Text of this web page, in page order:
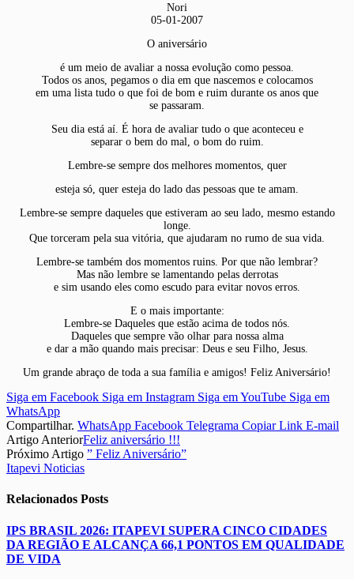
Nori
05-01-2007
O aniversário
é um meio de avaliar a nossa evolução como pessoa.
Todos os anos, pegamos o dia em que nascemos e colocamos
em uma lista tudo o que foi de bom e ruim durante os anos que
se passaram.
Seu dia está aí. É hora de avaliar tudo o que aconteceu e
separar o bem do mal, o bom do ruim.
Lembre-se sempre dos melhores momentos, quer
esteja só, quer esteja do lado das pessoas que te amam.
Lembre-se sempre daqueles que estiveram ao seu lado, mesmo estando
longe.
Que torceram pela sua vitória, que ajudaram no rumo de sua vida.
Lembre-se também dos momentos ruins. Por que não lembrar?
Mas não lembre se lamentando pelas derrotas
e sim usando eles como escudo para evitar novos erros.
E o mais importante:
Lembre-se Daqueles que estão acima de todos nós.
Daqueles que sempre vão olhar para nossa alma
e dar a mão quando mais precisar: Deus e seu Filho, Jesus.
Um grande abraço de toda a sua família e amigos! Feliz Aniversário!
Siga em Facebook Siga em Instagram Siga em YouTube Siga em
WhatsApp
Compartilhar. WhatsApp Facebook Telegrama Copiar Link E-mail
Artigo AnteriorFeliz aniversário !!!
Próximo Artigo ” Feliz Aniversário”
Itapevi Noticias
Relacionados Posts
IPS BRASIL 2026: ITAPEVI SUPERA CINCO CIDADES
DA REGIÃO E ALCANÇA 66,1 PONTOS EM QUALIDADE
DE VIDA